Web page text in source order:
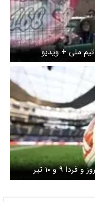
ملی + ویدیو
برنامه بازی‌های جام جهانی ۲۰۲۶ امروز و فردا ۹ و ۱۰ تیر
+ ساعت بازی‌ها به وقت